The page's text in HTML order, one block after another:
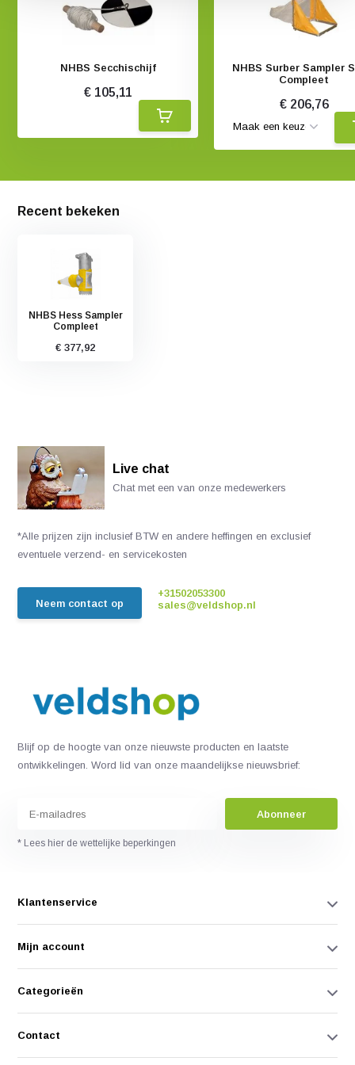
NHBS Secchischijf
€ 105,11
NHBS Surber Sampler
Compleet
€ 206,76
Recent bekeken
NHBS Hess Sampler
Compleet
€ 377,92
Live chat
Chat met een van onze medewerkers
*Alle prijzen zijn inclusief BTW en andere heffingen en exclusief
eventuele verzend- en servicekosten
Neem contact op
+31502053300
sales@veldshop.nl
Blijf op de hoogte van onze nieuwste producten en laatste
ontwikkelingen. Word lid van onze maandelijkse nieuwsbrief:
Abonneer
* Lees hier de wettelijke beperkingen
Klantenservice
Mijn account
Categorieën
Contact